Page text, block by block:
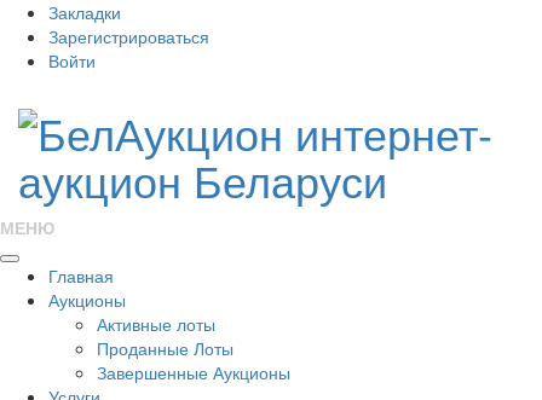
Закладки
Зарегистрироваться
Войти
МЕНЮ
Главная
Аукционы
Активные лоты
Проданные Лоты
Завершенные Аукционы